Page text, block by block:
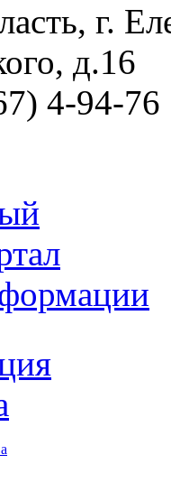
г.
д.16
4-94-76